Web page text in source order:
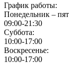
График работы:
Понедельник –
09:00-21:30
Суббота:
10:00-17:00
Воскресенье:
10:00-17:00